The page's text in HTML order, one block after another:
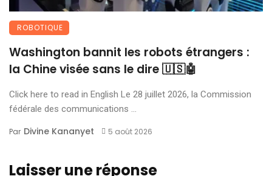
ROBOTIQUE
Washington bannit les robots étrangers :
la Chine visée sans le dire 🇺🇸🤖
Click here to read in English Le 28 juillet 2026, la Commission
fédérale des communications ...
Par Divine Kananyet 5 août 2026
Laisser une réponse